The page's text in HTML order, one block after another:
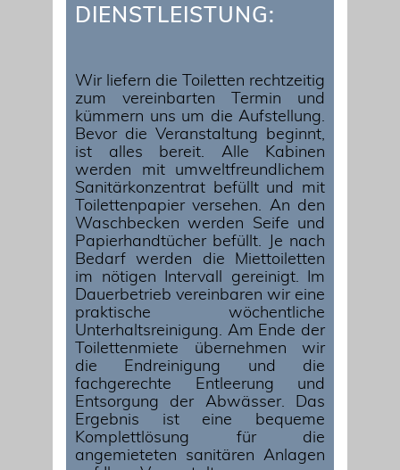
DIENSTLEISTUNG:
Wir liefern die Toiletten rechtzeitig
zum vereinbarten Termin und
kümmern uns um die Aufstellung.
Bevor die Veranstaltung beginnt,
ist alles bereit. Alle Kabinen
werden mit umweltfreundlichem
Sanitärkonzentrat befüllt und mit
Toilettenpapier versehen. An den
Waschbecken werden Seife und
Papierhandtücher befüllt. Je nach
Bedarf werden die Miettoiletten
im nötigen Intervall gereinigt. Im
Dauerbetrieb vereinbaren wir eine
praktische wöchentliche
Unterhaltsreinigung. Am Ende der
Toilettenmiete übernehmen wir
die Endreinigung und die
fachgerechte Entleerung und
Entsorgung der Abwässer. Das
Ergebnis ist eine bequeme
Komplettlösung für die
angemieteten sanitären Anlagen